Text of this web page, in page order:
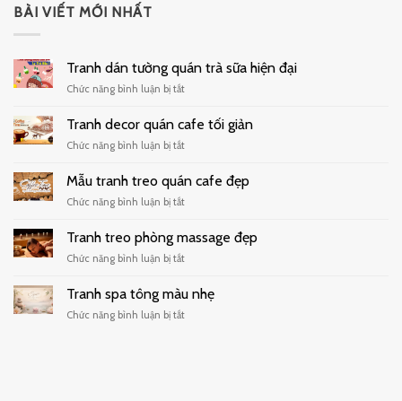
BÀI VIẾT MỚI NHẤT
Tranh dán tường quán trà sữa hiện đại
Chức năng bình luận bị tắtở
dán
tường
quán
sữa
đại
Tranh decor quán cafe tối giản
Chức năng bình luận bị tắtở
decor
quán
cafe
giản
Mẫu tranh treo quán cafe đẹp
Chức năng bình luận bị tắtở
treo
quán
đẹp
Tranh treo phòng massage đẹp
Chức năng bình luận bị tắtở
treo
phòng
massage
Tranh spa tông màu nhẹ
Chức năng bình luận bị tắtở